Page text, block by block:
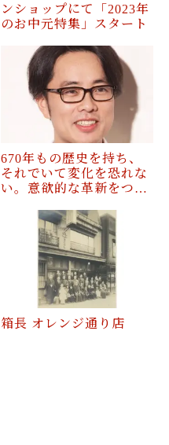
ンショップにて「2023年
のお中元特集」スタート
670年もの歴史を持ち、
それでいて変化を恐れな
い。意欲的な革新をつ…
箱長 オレンジ通り店